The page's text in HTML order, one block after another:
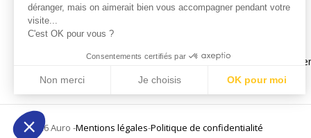
Colles et produits spécifiques
Outils et accessoires
FAQ
Vos
© 2026 Auro -Mentions légales-Politique de confidentialité
déranger, mais on aimerait bien vous accompagner pendant votre
visite...
C'est OK pour vous ?
Consentements certifiés par
Non merci Je choisis OK pour moi
Axeptio consent
Plateforme de Gestion du Consentement : Personnalisez
Notre plateforme vous permet d'adapter et de gérer vos